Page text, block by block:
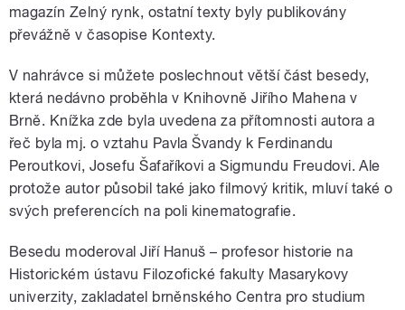
magazín Zelný rynk, ostatní texty byly publikovány
převážně v časopise Kontexty.
V nahrávce si můžete poslechnout větší část besedy,
která nedávno proběhla v Knihovně Jiřího Mahena v
Brně. Knížka zde byla uvedena za přítomnosti autora a
řeč byla mj. o vztahu Pavla Švandy k Ferdinandu
Peroutkovi, Josefu Šafaříkovi a Sigmundu Freudovi. Ale
protože autor působil také jako filmový kritik, mluví také o
svých preferencích na poli kinematografie.
Besedu moderoval Jiří Hanuš – profesor historie na
Historickém ústavu Filozofické fakulty Masarykovy
univerzity, zakladatel brněnského Centra pro studium